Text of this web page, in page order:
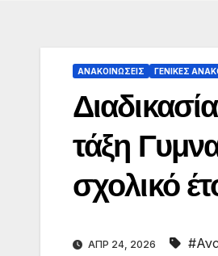
ΑΝΑΚΟΙΝΏΣΕΙΣ ΓΕΝΙΚΈΣ
τάξη
σχολικό
ΑΠΡ 24, 2026